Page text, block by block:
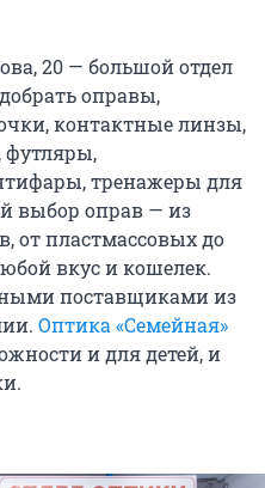
20 — большой отдел
оправы,
контактные линзы,
футляры,
тренажеры для
выбор оправ — из
от пластмассовых до
вкус и кошелек.
поставщиками из
Оптика «Семейная»
и для детей, и